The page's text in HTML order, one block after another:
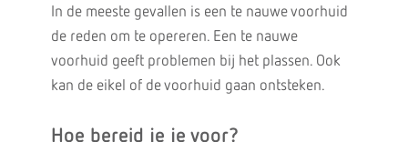
In de meeste gevallen is een te nauwe voorhuid
de reden om te opereren. Een te nauwe
voorhuid geeft problemen bij het plassen. Ook
kan de eikel of de voorhuid gaan ontsteken.
Hoe bereid je je voor?